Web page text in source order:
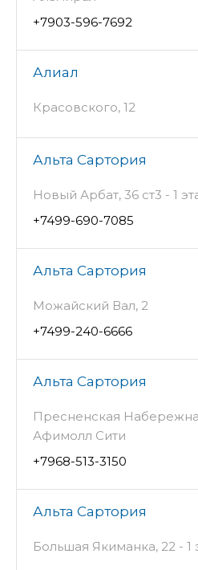
+7903-596-7692
Алиал
Красовского, 12
Альта Сартория
Новый Арбат, 36 ст3 - 1
+7499-690-7085
Альта Сартория
Можайский Вал, 2
+7499-240-6666
Альта Сартория
Пресненская
Афимолл Сити
+7968-513-3150
Альта Сартория
Большая Якиманка, 22 - 1